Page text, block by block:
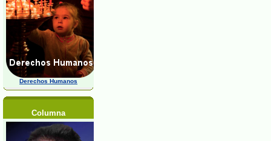
Derechos Humanos
Columna